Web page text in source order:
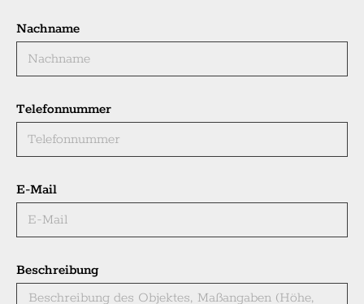
Nachname
Telefonnummer
E-Mail
Beschreibung